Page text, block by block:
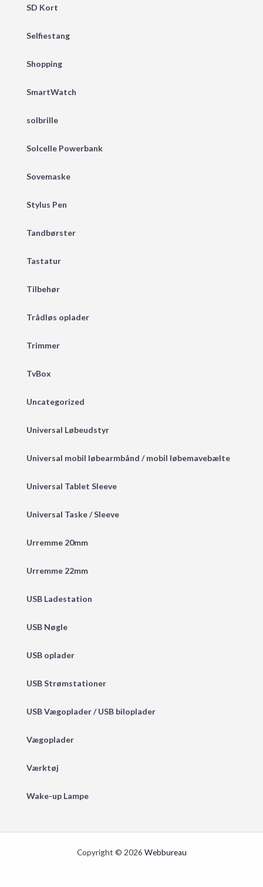
SD Kort
Selfiestang
Shopping
SmartWatch
solbrille
Solcelle Powerbank
Sovemaske
Stylus Pen
Tandbørster
Tastatur
Tilbehør
Trådløs oplader
Trimmer
TvBox
Uncategorized
Universal Løbeudstyr
Universal mobil løbearmbånd / mobil løbemavebælte
Universal Tablet Sleeve
Universal Taske / Sleeve
Urremme 20mm
Urremme 22mm
USB Ladestation
USB Nøgle
USB oplader
USB Strømstationer
USB Vægoplader / USB biloplader
Vægoplader
Værktøj
Wake-up Lampe
Copyright © 2026 Webbureau